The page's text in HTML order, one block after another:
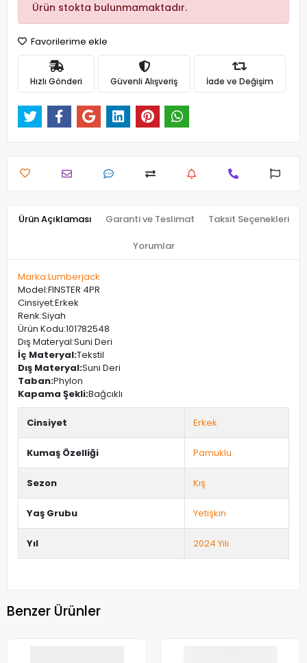
Ürün stokta bulunmamaktadır.
Favorilerime ekle
Hızlı Gönderi Güvenli Alışveriş İade ve Değişim
Ürün Açıklaması Garanti ve Teslimat Taksit Seçenekleri
Yorumlar
Marka:Lumberjack
Model:FINSTER 4PR
Cinsiyet:Erkek
Renk:Siyah
Ürün Kodu:101782548
Dış Materyal:Suni Deri
İç Materyal:Tekstil
Dış Materyal:Suni Deri
Taban:Phylon
Kapama Şekli:Bağcıklı
Cinsiyet Erkek
Kumaş Özelliği Pamuklu
Sezon Kış
Yaş Grubu Yetişkin
Yıl 2024 Yılı
Benzer Ürünler